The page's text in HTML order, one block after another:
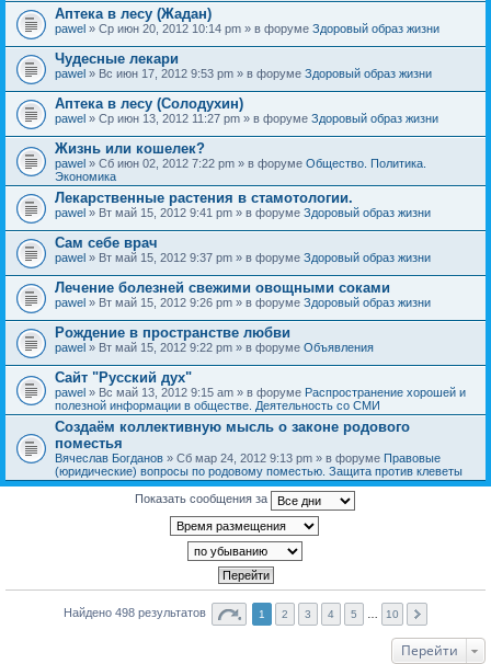
Аптека в лесу (Жадан)
pawel » Ср июн 20, 2012 10:14 pm » в форуме Здоровый образ жизни
Чудесные лекари
pawel » Вс июн 17, 2012 9:53 pm » в форуме Здоровый образ жизни
Аптека в лесу (Солодухин)
pawel » Ср июн 13, 2012 11:27 pm » в форуме Здоровый образ жизни
Жизнь или кошелек?
pawel » Сб июн 02, 2012 7:22 pm » в форуме Общество. Политика.
Экономика
Лекарственные растения в стамотологии.
pawel » Вт май 15, 2012 9:41 pm » в форуме Здоровый образ жизни
Сам себе врач
pawel » Вт май 15, 2012 9:37 pm » в форуме Здоровый образ жизни
Лечение болезней свежими овощными соками
pawel » Вт май 15, 2012 9:26 pm » в форуме Здоровый образ жизни
Рождение в пространстве любви
pawel » Вт май 15, 2012 9:22 pm » в форуме Объявления
Сайт "Русский дух"
pawel » Вс май 13, 2012 9:15 am » в форуме Распространение хорошей и
полезной информации в обществе. Деятельность со СМИ
Создаём коллективную мысль о законе родового
поместья
Вячеслав Богданов » Сб мар 24, 2012 9:13 pm » в форуме Правовые
(юридические) вопросы по родовому поместью. Защита против клеветы
Показать сообщения за
Найдено 498 результатов 1 2 3 4 5 10
Перейти